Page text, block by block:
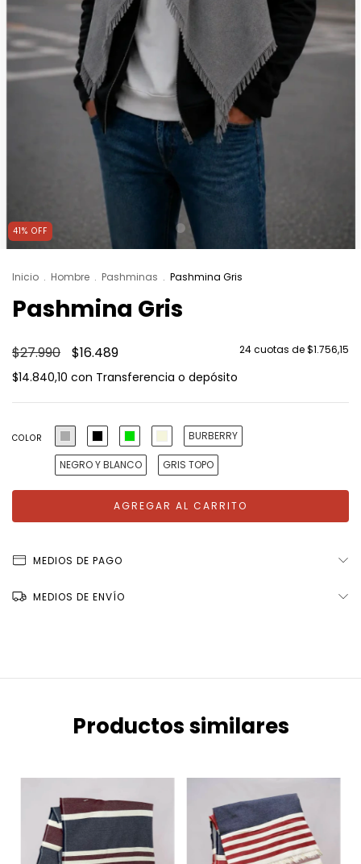
41% OFF
Inicio . Hombre . Pashminas . Pashmina Gris
Pashmina Gris
$27.990 $16.489 24cuotas de$1.756,15
$14.840,10 con Transferencia o depósito
COLOR BURBERRY
NEGRO Y BLANCO GRIS TOPO
MEDIOS DE PAGO
MEDIOS DE ENVÍO
Productos similares